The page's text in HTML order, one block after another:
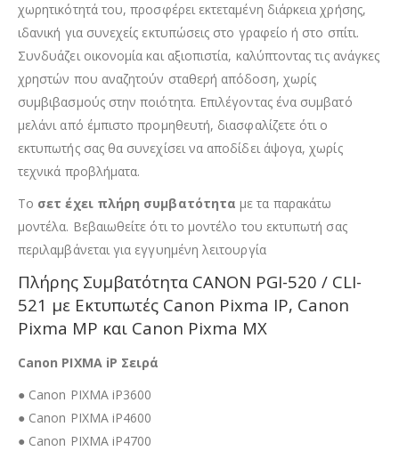
χωρητικότητά του, προσφέρει εκτεταμένη διάρκεια χρήσης,
ιδανική για συνεχείς εκτυπώσεις στο γραφείο ή στο σπίτι.
Συνδυάζει οικονομία και αξιοπιστία, καλύπτοντας τις ανάγκες
χρηστών που αναζητούν σταθερή απόδοση, χωρίς
συμβιβασμούς στην ποιότητα. Επιλέγοντας ένα συμβατό
μελάνι από έμπιστο προμηθευτή, διασφαλίζετε ότι ο
εκτυπωτής σας θα συνεχίσει να αποδίδει άψογα, χωρίς
τεχνικά προβλήματα.
Το σετ έχει πλήρη συμβατότητα με τα παρακάτω
μοντέλα. Βεβαιωθείτε ότι το μοντέλο του εκτυπωτή σας
περιλαμβάνεται για εγγυημένη λειτουργία
Πλήρης Συμβατότητα CANON PGI-520 / CLI-
521 με Εκτυπωτές Canon Pixma IP, Canon
Pixma MP και Canon Pixma MX
Canon PIXMA iP Σειρά
● Canon PIXMA iP3600
● Canon PIXMA iP4600
● Canon PIXMA iP4700